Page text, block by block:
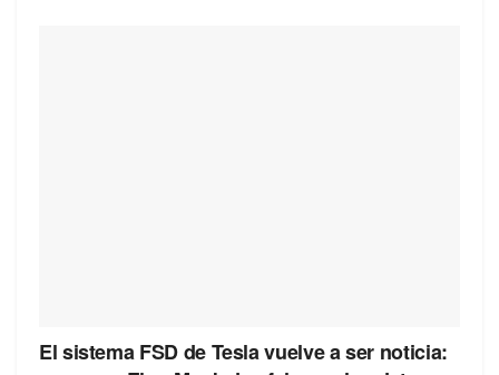
El sistema FSD de Tesla vuelve a ser noticia: